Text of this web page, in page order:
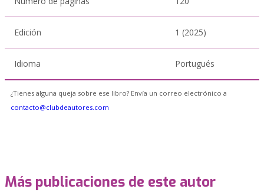
Edición 1 (2025)
Idioma Portugués
¿Tienes alguna queja sobre ese libro? Envía un correo electrónico a
contacto@clubdeautores.com
Más publicaciones de este autor